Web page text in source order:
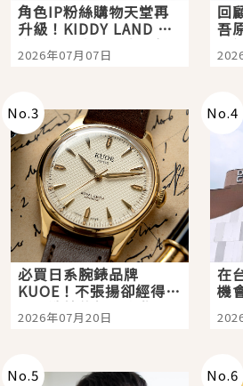
角色IP粉絲購物天堂再
升級！KIDDY LAND 原
宿店吉伊卡哇迎客，新
開幕 OMOKADO 店3分
2026年07月07日
回
吾
No.3
必買日系腕錶品牌
KUOE！不張揚卻經得起
時間洗鍊的經典之作五
選
2026年07月20日
No.4
在
機
購
No.5 No.6